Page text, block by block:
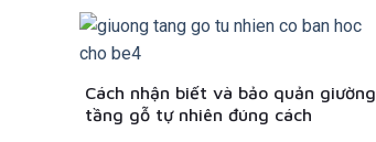
Cách nhận biết và bảo quản giường
tầng gỗ tự nhiên đúng cách